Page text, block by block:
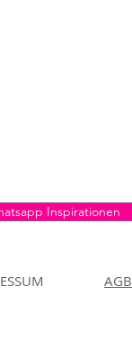
Inspirationen
AGB